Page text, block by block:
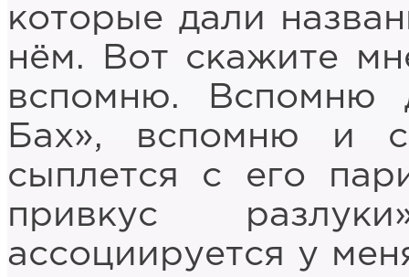
которые дали
нём. Вот скажите
вспомню. Вспомню
Бах», вспомню и
сыплется с его
привкус
ассоциируется у